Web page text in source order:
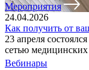
Мероприятия
24.04.2026
Как получить от
23 апреля
сетью
Вебинары